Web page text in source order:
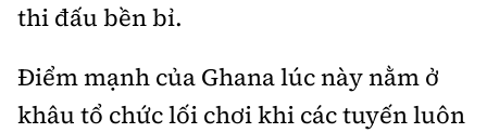
thi đấu bền bỉ.
Điểm mạnh của Ghana lúc này nằm ở
khâu tổ chức lối chơi khi các tuyến luôn